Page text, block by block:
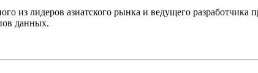
лидеров азиатского рынка и ведущего разработчика
данных.